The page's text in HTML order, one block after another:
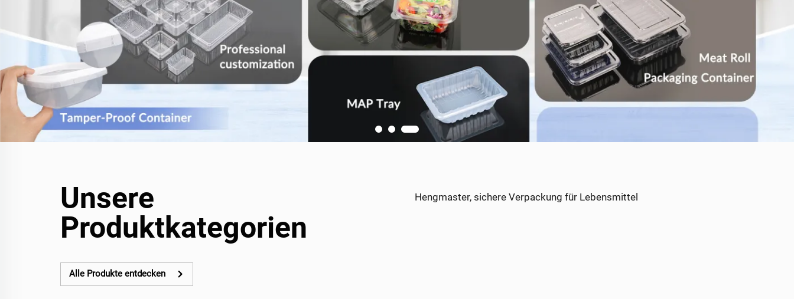
Unsere
Produktkategorien
Alle Produkte entdecken
Hengmaster, sichere Verpackung für Lebensmittel